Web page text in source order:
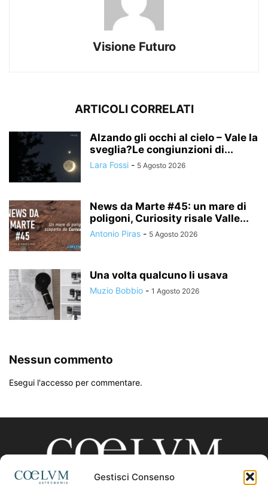
Gestisci Consenso
Visione Futuro
ARTICOLI CORRELATI
Alzando gli occhi al cielo – Vale la
sveglia?Le congiunzioni di...
Lara Fossi - 5 Agosto 2026
News da Marte #45: un mare di
poligoni, Curiosity risale Valle...
Antonio Piras - 5 Agosto 2026
Una volta qualcuno li usava
Muzio Bobbio - 1 Agosto 2026
Nessun commento
Esegui l'accesso per commentare.